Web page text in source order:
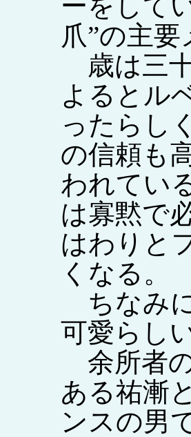
爪”の主
歳は三
よるとル
ったらし
の信頼も
われてい
は寡黙で
はわりと
くなる。
ちなみ
可愛らし
余所者
ある祐漸
ンスの男